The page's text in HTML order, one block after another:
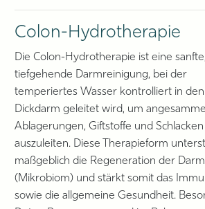
Colon-Hydrotherapie
Die Colon-Hydrotherapie ist eine sanfte,
tiefgehende Darmreinigung, bei der
temperiertes Wasser kontrolliert in den
Dickdarm geleitet wird, um
Ablagerungen, Giftstoffe und Schlacken
auszuleiten. Diese Therapieform
maßgeblich die Regeneration der
(Mikrobiom) und stärkt somit das
sowie die allgemeine Gesundheit.